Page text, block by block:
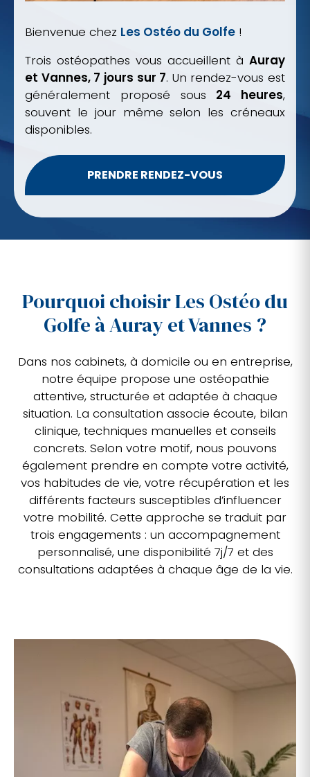
Bienvenue chez Les Ostéo du Golfe !
Trois ostéopathes vous accueillent à Auray
et Vannes, 7 jours sur 7. Un rendez-vous est
généralement proposé sous 24 heures,
souvent le jour même selon les créneaux
disponibles.
PRENDRE RENDEZ-VOUS
Pourquoi choisir Les Ostéo du
Golfe à Auray et Vannes ?
Dans nos cabinets, à domicile ou en entreprise,
notre équipe propose une ostéopathie
attentive, structurée et adaptée à chaque
situation. La consultation associe écoute, bilan
clinique, techniques manuelles et conseils
concrets. Selon votre motif, nous pouvons
également prendre en compte votre activité,
vos habitudes de vie, votre récupération et les
différents facteurs susceptibles d’influencer
votre mobilité. Cette approche se traduit par
trois engagements : un accompagnement
personnalisé, une disponibilité 7j/7 et des
consultations adaptées à chaque âge de la vie.